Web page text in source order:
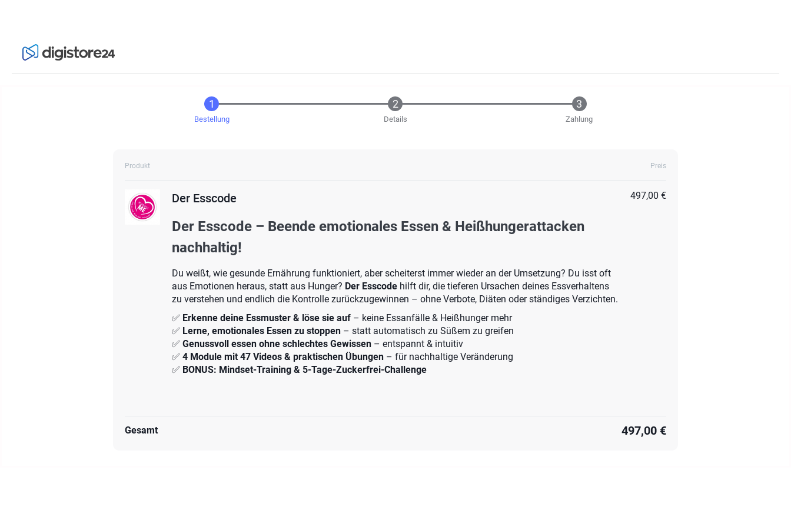
Bestellung Details Zahlung
Produkt Preis
Der Esscode
Der Esscode – Beende emotionales Essen & Heißhungerattacken
nachhaltig!
Du weißt, wie gesunde Ernährung funktioniert, aber scheiterst immer wieder an der Umsetzung? Du isst oft
aus Emotionen heraus, statt aus Hunger? Der Esscode hilft dir, die tieferen Ursachen deines Essverhaltens
zu verstehen und endlich die Kontrolle zurückzugewinnen – ohne Verbote, Diäten oder ständiges Verzichten.
✅ Erkenne deine Essmuster & löse sie auf – keine Essanfälle & Heißhunger mehr
✅ Lerne, emotionales Essen zu stoppen – statt automatisch zu Süßem zu greifen
✅ Genussvoll essen ohne schlechtes Gewissen – entspannt & intuitiv
✅ 4 Module mit 47 Videos & praktischen Übungen – für nachhaltige Veränderung
✅ BONUS: Mindset-Training & 5-Tage-Zuckerfrei-Challenge
497,00 €
Gesamt 497,00 €